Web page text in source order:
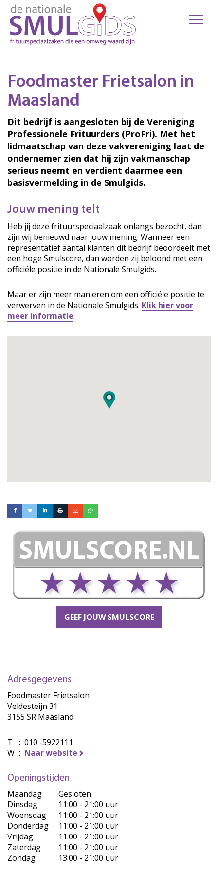
Foodmaster Frietsalon in
Maasland
Dit bedrijf is aangesloten bij de Vereniging
Professionele Frituurders (ProFri). Met het
lidmaatschap van deze vakvereniging laat de
ondernemer zien dat hij zijn vakmanschap
serieus neemt en verdient daarmee een
basisvermelding in de Smulgids.
Jouw mening telt
Heb jij deze frituurspeciaalzaak onlangs bezocht, dan
zijn wij benieuwd naar jouw mening. Wanneer een
representatief aantal klanten dit bedrijf beoordeelt met
een hoge Smulscore, dan worden zij beloond met een
officiële positie in de Nationale Smulgids.
Maar er zijn meer manieren om een officiële positie te
verwerven in de Nationale Smulgids. Klik hier voor
meer informatie.
GEEF JOUW SMULSCORE
Adresgegevens
Foodmaster Frietsalon
Veldesteijn 31
3155 SR Maasland
T : 010 -5922111
W : Naar website
Openingstijden
Maandag
Gesloten
Dinsdag
11:00 - 21:00 uur
Woensdag
11:00 - 21:00 uur
Donderdag
11:00 - 21:00 uur
Vrijdag
11:00 - 21:00 uur
Zaterdag
11:00 - 21:00 uur
Zondag
13:00 - 21:00 uur